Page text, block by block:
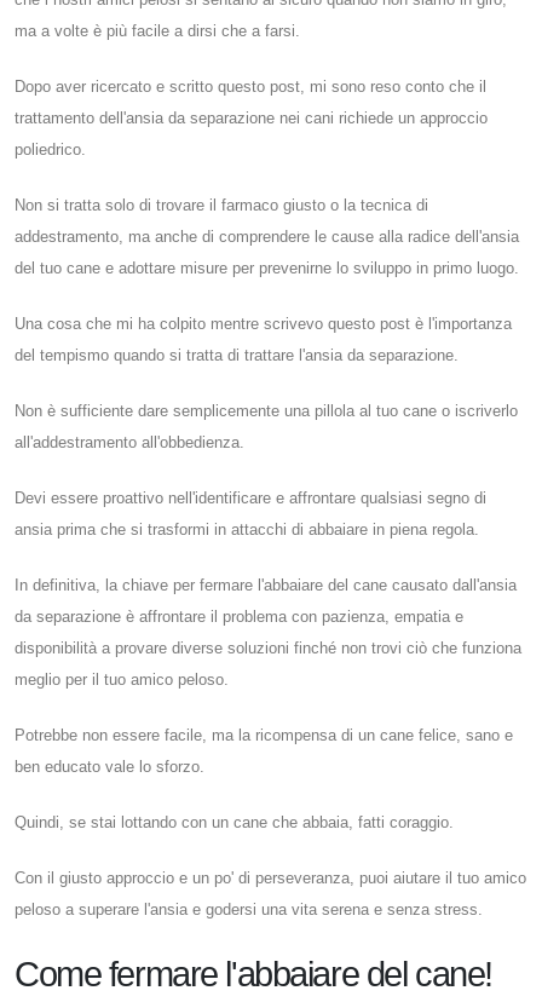
ma a volte è più facile a dirsi che a farsi.
Dopo aver ricercato e scritto questo post, mi sono reso conto che il
trattamento dell'ansia da separazione nei cani richiede un approccio
poliedrico.
Non si tratta solo di trovare il farmaco giusto o la tecnica di
addestramento, ma anche di comprendere le cause alla radice dell'ansia
del tuo cane e adottare misure per prevenirne lo sviluppo in primo luogo.
Una cosa che mi ha colpito mentre scrivevo questo post è l'importanza
del tempismo quando si tratta di trattare l'ansia da separazione.
Non è sufficiente dare semplicemente una pillola al tuo cane o iscriverlo
all'addestramento all'obbedienza.
Devi essere proattivo nell'identificare e affrontare qualsiasi segno di
ansia prima che si trasformi in attacchi di abbaiare in piena regola.
In definitiva, la chiave per fermare l'abbaiare del cane causato dall'ansia
da separazione è affrontare il problema con pazienza, empatia e
disponibilità a provare diverse soluzioni finché non trovi ciò che funziona
meglio per il tuo amico peloso.
Potrebbe non essere facile, ma la ricompensa di un cane felice, sano e
ben educato vale lo sforzo.
Quindi, se stai lottando con un cane che abbaia, fatti coraggio.
Con il giusto approccio e un po' di perseveranza, puoi aiutare il tuo amico
peloso a superare l'ansia e godersi una vita serena e senza stress.
Come fermare l'abbaiare del cane!